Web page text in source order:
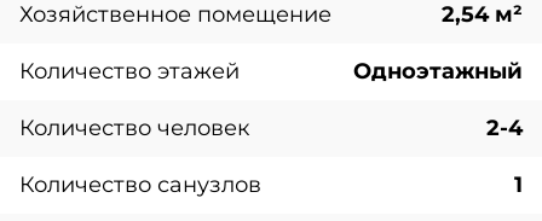
Хозяйственное помещение 2,54 м²
Количество этажей Одноэтажный
Количество человек 2-4
Количество санузлов 1